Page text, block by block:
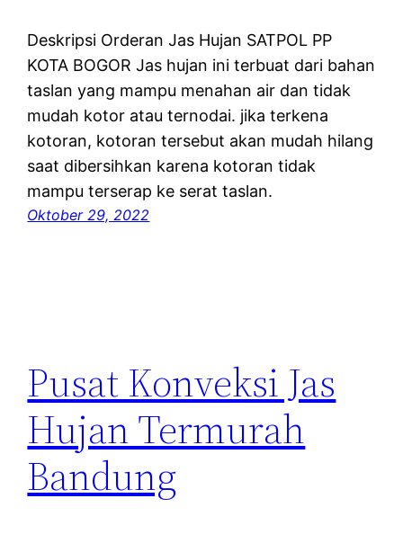
Deskripsi Orderan Jas Hujan SATPOL PP
KOTA BOGOR Jas hujan ini terbuat dari bahan
taslan yang mampu menahan air dan tidak
mudah kotor atau ternodai. jika terkena
kotoran, kotoran tersebut akan mudah hilang
saat dibersihkan karena kotoran tidak
mampu terserap ke serat taslan.
Oktober 29, 2022
Pusat Konveksi Jas
Hujan Termurah
Bandung